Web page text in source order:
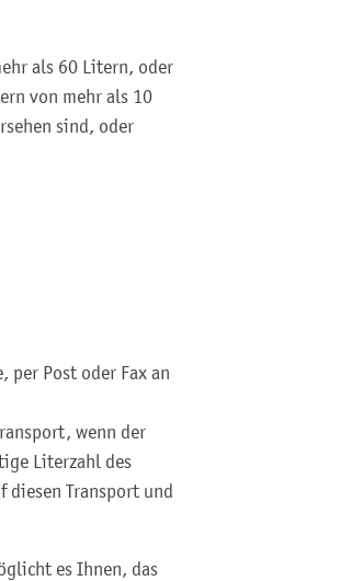
als 60 Litern, oder
von mehr als 10
sind, oder
per Post oder Fax an
wenn der
Literzahl des
diesen Transport und
es Ihnen, das